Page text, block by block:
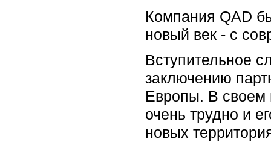
Компания QAD
новый век - с
Вступительное
заключению
Европы. В своем
очень трудно и
новых